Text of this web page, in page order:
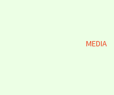
MEDIA